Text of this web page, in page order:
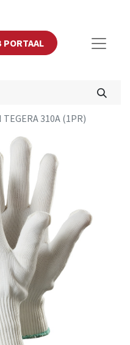
PORTAAL
TEGERA 310A (1PR)